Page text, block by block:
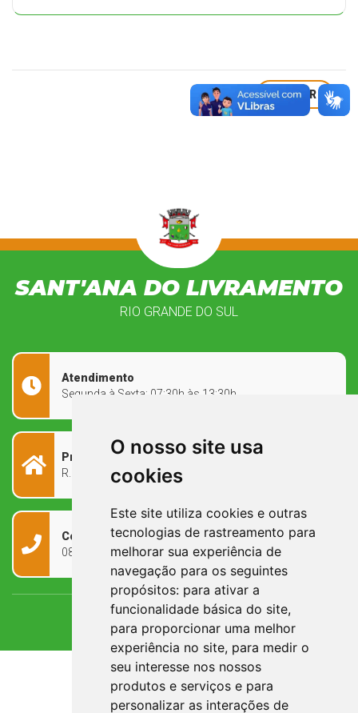
O nosso site usa
cookies
Este site utiliza cookies e outras
tecnologias de rastreamento para
melhorar sua experiência de
navegação para os seguintes
propósitos: para ativar a
funcionalidade básica do site,
para proporcionar uma melhor
experiência no site, para medir o
seu interesse nos nossos
produtos e serviços e para
personalizar as interações de
VOLTAR
SANT'ANA DO LIVRAMENTO
RIO GRANDE DO SUL
Atendimento
Segunda à Sexta: 07:30h às 13:30h
Prefeitura Municipal
R. Rivadávia Corrêa, 858 - Centro - RS, 97573-010
Contato
0800 090 2050